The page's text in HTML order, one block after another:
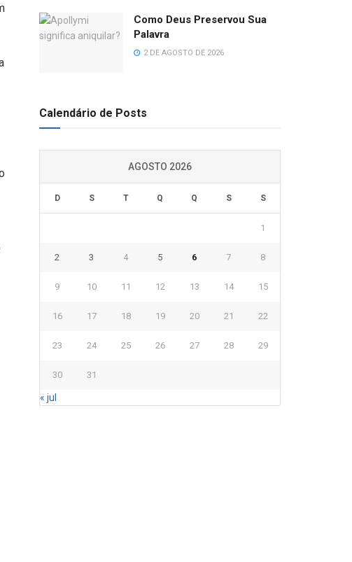
Como Deus Preservou Sua
Palavra
2 DE AGOSTO DE 2026
Calendário de Posts
AGOSTO 2026
D S T Q Q S S
1
2 3 4 5 6 7 8
9 10 11 12 13 14 15
16 17 18 19 20 21 22
23 24 25 26 27 28 29
30 31
« jul